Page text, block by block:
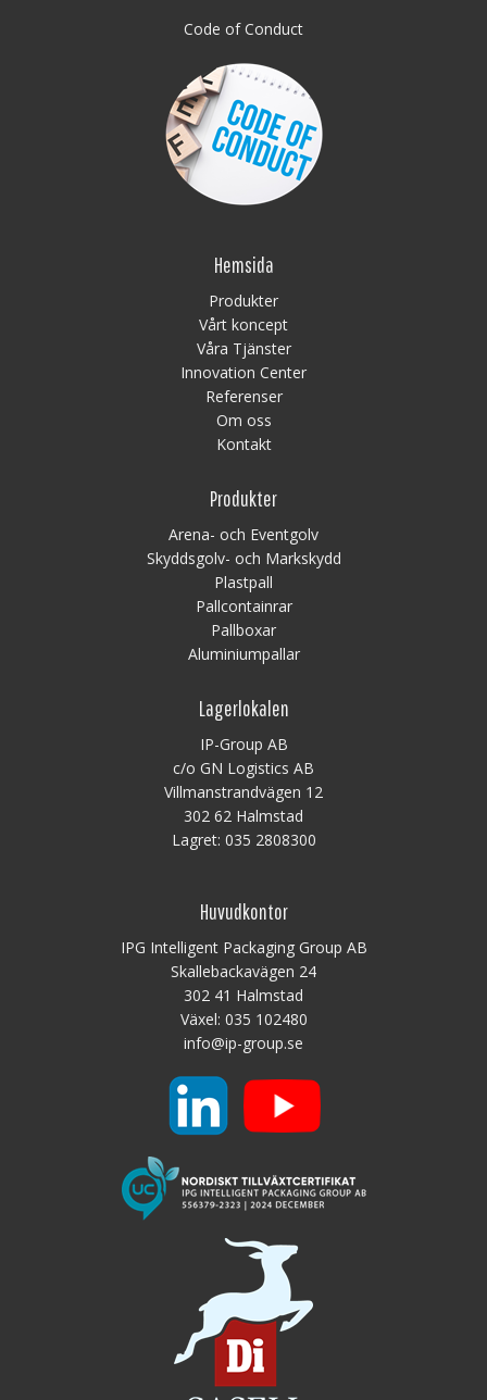
Code of Conduct
Hemsida
Produkter
Vårt koncept
Våra Tjänster
Innovation Center
Referenser
Om oss
Kontakt
Produkter
Arena- och Eventgolv
Skyddsgolv- och Markskydd
Plastpall
Pallcontainrar
Pallboxar
Aluminiumpallar
Lagerlokalen
IP-Group AB
c/o GN Logistics AB
Villmanstrandvägen 12
302 62 Halmstad
Lagret: 035 2808300
Huvudkontor
IPG Intelligent Packaging Group AB
Skallebackavägen 24
302 41 Halmstad
Växel: 035 102480
info@ip-group.se